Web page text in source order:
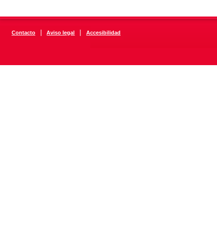
Contacto | Aviso legal | Accesibilidad